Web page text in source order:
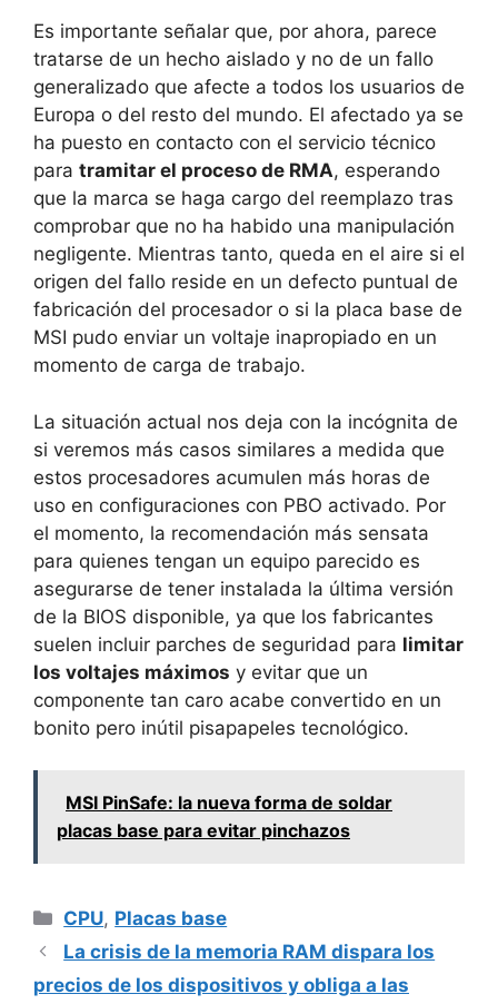
Es importante señalar que, por ahora, parece
tratarse de un hecho aislado y no de un fallo
generalizado que afecte a todos los usuarios de
Europa o del resto del mundo. El afectado ya se
ha puesto en contacto con el servicio técnico
para tramitar el proceso de RMA, esperando
que la marca se haga cargo del reemplazo tras
comprobar que no ha habido una manipulación
negligente. Mientras tanto, queda en el aire si el
origen del fallo reside en un defecto puntual de
fabricación del procesador o si la placa base de
MSI pudo enviar un voltaje inapropiado en un
momento de carga de trabajo.
La situación actual nos deja con la incógnita de
si veremos más casos similares a medida que
estos procesadores acumulen más horas de
uso en configuraciones con PBO activado. Por
el momento, la recomendación más sensata
para quienes tengan un equipo parecido es
asegurarse de tener instalada la última versión
de la BIOS disponible, ya que los fabricantes
suelen incluir parches de seguridad para limitar
los voltajes máximos y evitar que un
componente tan caro acabe convertido en un
bonito pero inútil pisapapeles tecnológico.
MSI PinSafe: la nueva forma de soldar
placas base para evitar pinchazos
Categorías
CPU, Placas base
La crisis de la memoria RAM dispara los
precios de los dispositivos y obliga a las